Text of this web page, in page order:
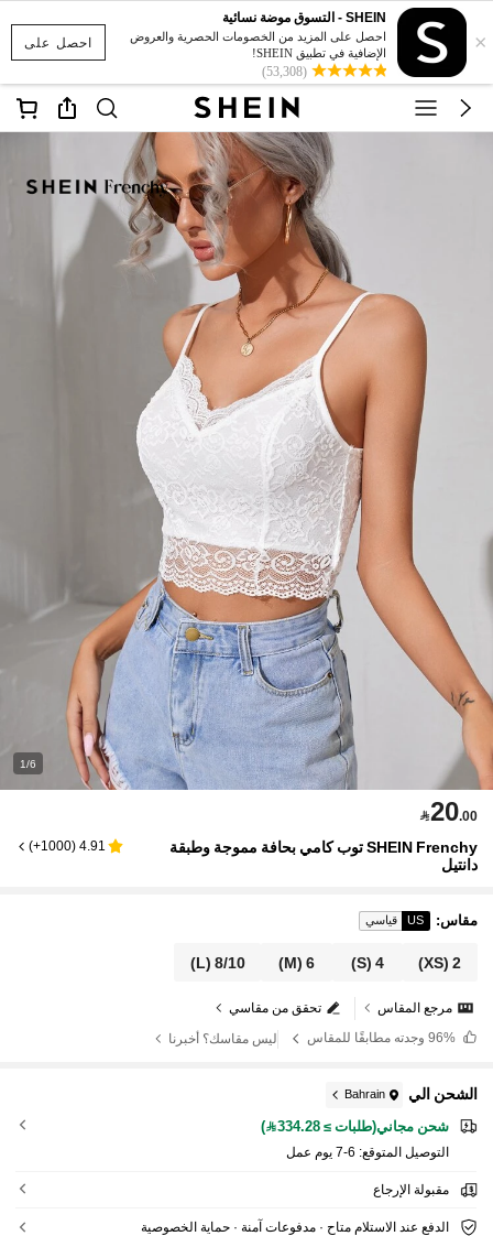
احصل على ×
SHEIN - التسوق موضة نسائية
احصل على المزيد من الخصومات الحصرية والعروض
الإضافية في تطبيق SHEIN!
(53,308)
1/6
20.00
SHEIN Frenchy توب كامي بحافة مموجة وطبقة
دانتيل
4.91
(
1000+
)
مقاس:
US قياسي
2
(XS)
4
(S)
6
(M)
8/10
(L)
تحقق من مقاسي
مرجع المقاس
وجدته مطابقًا للمقاس ليس مقاسك؟ أخبرنا
الشحن الي Bahrain
شحن مجاني(طلبات ≥ 334.28)
التوصيل المتوقع: 6-7 يوم عمل
مقبولة الإرجاع
الدفع عند الاستلام متاح · مدفوعات آمنة · حماية الخصوصية